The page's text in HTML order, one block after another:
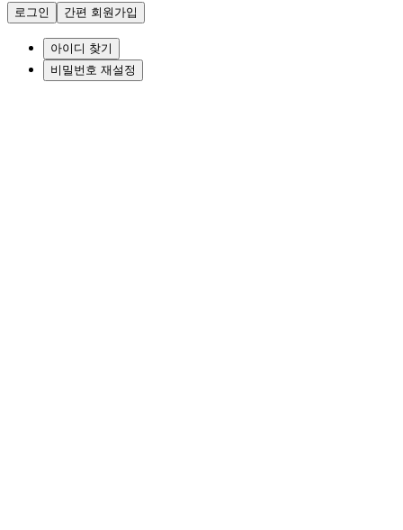
로그인 간편 회원가입
아이디 찾기
비밀번호 재설정